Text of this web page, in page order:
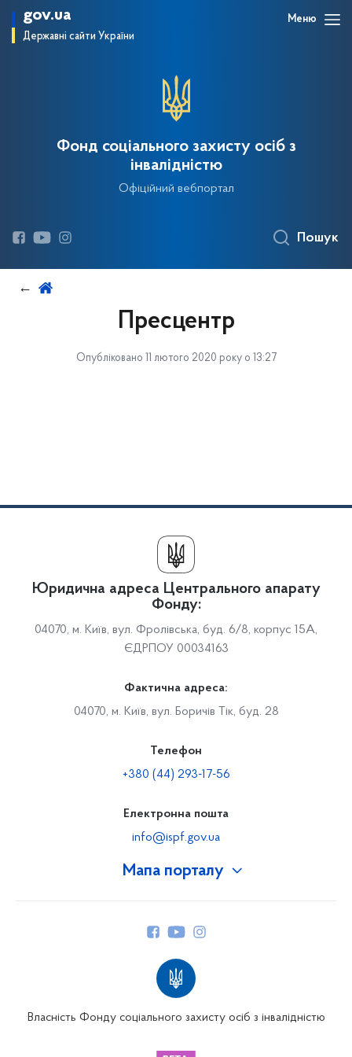
gov.ua
Державні сайти України
Меню
Фонд соціального захисту осіб з
інвалідністю
Офіційний вебпортал
Пошук
Пресцентр
Опубліковано 11 лютого 2020 року о 13:27
Мапа порталу
Юридична адреса Центрального апарату
Фонду:
04070, м. Київ, вул. Фролівська, буд. 6/8, корпус 15А,
ЄДРПОУ 00034163
Фактична адреса:
04070, м. Київ, вул. Боричів Тік, буд. 28
Телефон
+380 (44) 293-17-56
Електронна пошта
info@ispf.gov.ua
Власність Фонду соціального захисту осіб з інвалідністю